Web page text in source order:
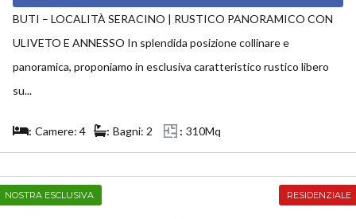
BUTI – LOCALITÀ SERACINO | RUSTICO PANORAMICO CON
ULIVETO E ANNESSO In splendida posizione collinare e
panoramica, proponiamo in esclusiva caratteristico rustico libero
su...
Camere: 4 Bagni: 2 310Mq
NOSTRA ESCLUSIVA RESIDENZIALE